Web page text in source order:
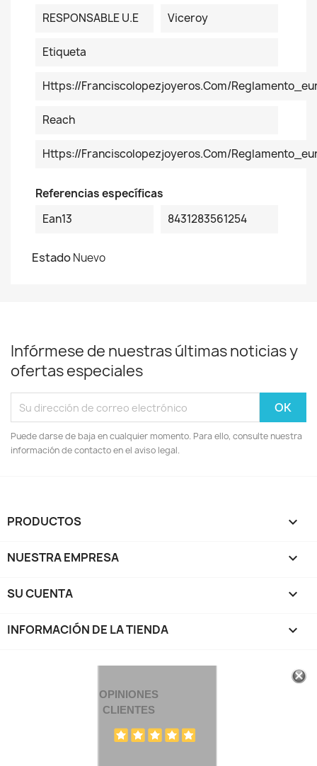
RESPONSABLE U.E Viceroy
Etiqueta
Https://franciscolopezjoyeros.com/
Reach
Https://franciscolopezjoyeros.com/
Referencias específicas
Ean13
8431283561254
EstadoNuevo
Infórmese de nuestras últimas noticias y
ofertas especiales
Puede darse de baja en cualquier momento. Para ello, consulte nuestra
información de contacto en el aviso legal.
PRODUCTOS 
NUESTRA EMPRESA 
SU CUENTA 
INFORMACIÓN DE LA TIENDA keyboard_arrow_down
OPINIONES
CLIENTES